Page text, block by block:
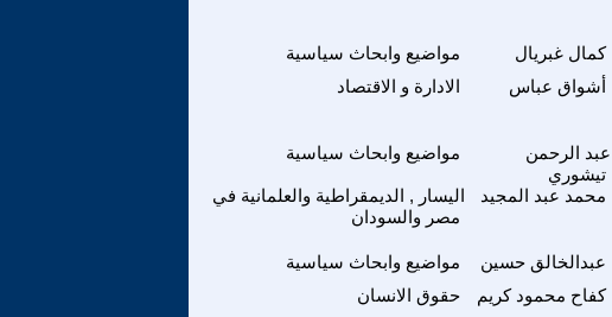
مواضيع وابحاث سياسية كمال غبريال
الادارة و الاقتصاد
أشواق عباس
مواضيع وابحاث سياسية
عبد الرحمن
تيشوري
اليسار , الديمقراطية والعلمانية في
مصر والسودان
محمد عبد المجيد
مواضيع وابحاث سياسية عبدالخالق حسين
حقوق الانسان
كفاح محمود كريم